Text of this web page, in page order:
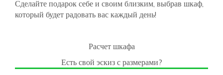
Сделайте подарок себе и своим близким, выбрав шкаф,
который будет радовать вас каждый день!
Расчет шкафа
Есть свой эскиз с размерами?